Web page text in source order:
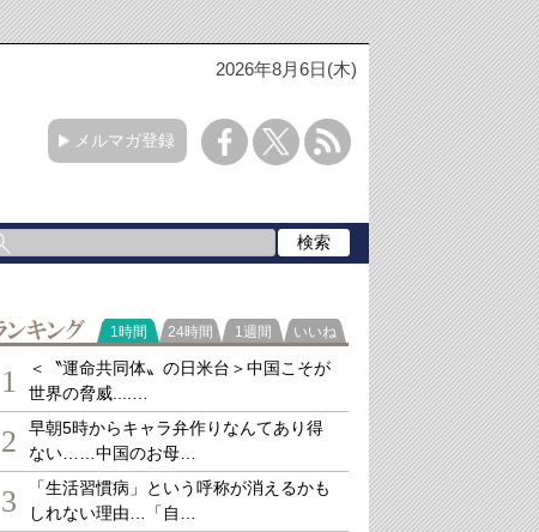
2026年8月6日(木)
メルマガ登録
ランキング
1時間 24時間 1週間 いいね
1
＜〝運命共同体〟の日米台＞中国こそが
世界の脅威....…
2
早朝5時からキャラ弁作りなんてあり得
ない……中国のお母…
3
「生活習慣病」という呼称が消えるかも
しれない理由…「自…